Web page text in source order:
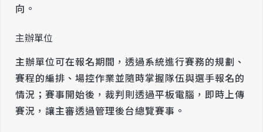
向。
主辦單位
主辦單位可在報名期間，透過系統進行賽務的規劃、
賽程的編排、場控作業並隨時掌握隊伍與選手報名的
情況；賽事開始後，裁判則透過平板電腦，即時上傳
賽況，讓主審透過管理後台總覽賽事。